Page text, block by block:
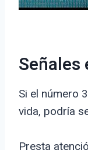
Señales
Si el número
vida, podría
Presta